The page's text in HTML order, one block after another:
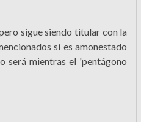
sigue siendo titular con la
si es amonestado
será mientras el 'pentágono